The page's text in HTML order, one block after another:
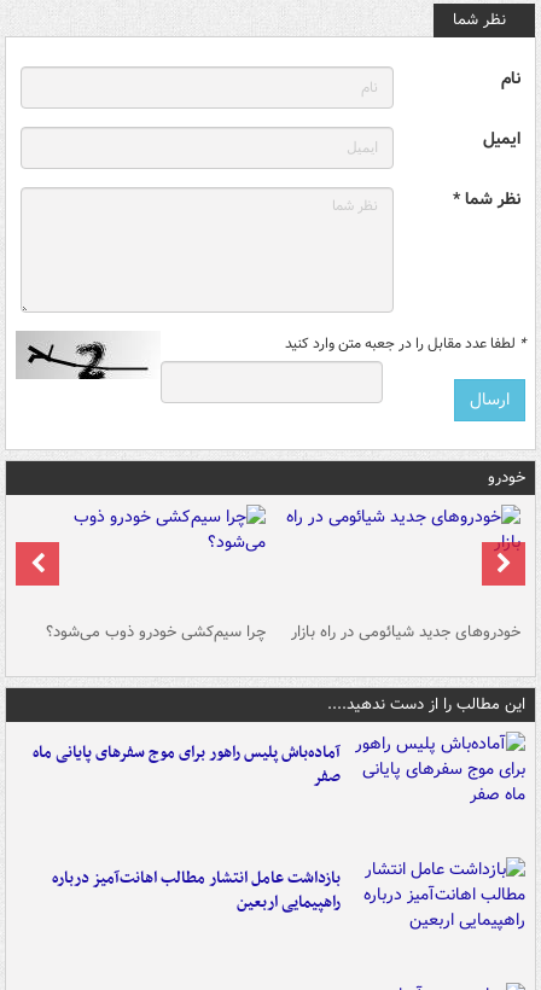
نظر شما
نام
ایمیل
نظر شما *
* لطفا عدد مقابل را در جعبه متن وارد کنید
خودرو
خودروهای جدید شیائومی در راه بازار چرا سیم‌کشی خودرو ذوب می‌شود؟
این مطالب را از دست ندهید....
آماده‌باش پلیس راهور برای موج سفرهای پایانی ماه
صفر
بازداشت عامل انتشار مطالب اهانت‌آمیز درباره
راهپیمایی اربعین